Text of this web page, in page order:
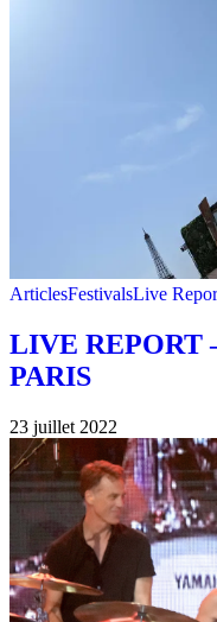
ArticlesFestivalsLive
LIVE REPORT
PARIS
23 juillet 2022